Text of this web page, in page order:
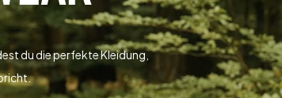
du die perfekte Kleidung,